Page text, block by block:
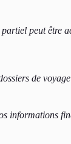
peut être
de